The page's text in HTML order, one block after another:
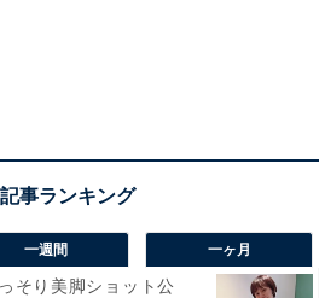
一週間 一ヶ月
そり美脚ショット公